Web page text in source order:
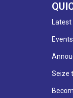
Latest
Seize